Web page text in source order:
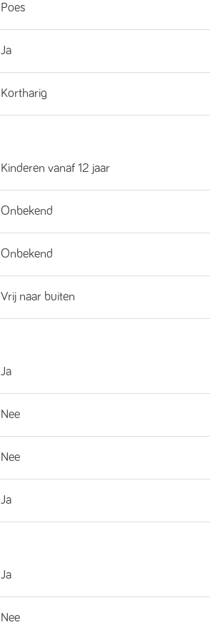
Poes
Ja
Kortharig
Kinderen vanaf 12 jaar
Onbekend
Onbekend
Vrij naar buiten
Ja
Nee
Nee
Ja
Ja
Nee